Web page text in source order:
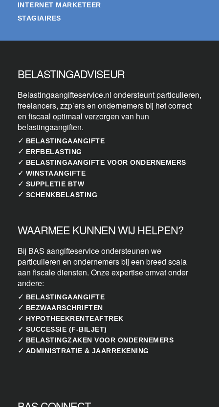
INTERNET MARKETEER
STAGIAIRES
BELASTINGADVISEUR
Belastingaangifteservice.nl ondersteunt particulieren,
freelancers, zzp’ers en ondernemers bij het correct
en fiscaal optimaal verzorgen van hun
belastingaangiften.
✓ BELASTINGAANGIFTE
✓ ERFBELASTING
✓ BELASTINGAANGIFTE VOOR ONDERNEMERS
✓ WINSTAANGIFTE
✓ SUPPLETIE BTW
✓ SCHENKBELASTING
WAARMEE KUNNEN WIJ HELPEN?
Bij BAS aangifteservice ondersteunen we
particulieren en ondernemers bij een breed scala
aan fiscale diensten. Onze expertise omvat onder
andere:
✓ BELASTINGAANGIFTE
✓ BEZWAARSCHRIFTEN
✓ HYPOTHEEKRENTEAFTREK
✓ SUCCESSIE (F-BILJET)
✓ BELASTINGZAKEN VOOR ONDERNEMERS
✓ ADMINISTRATIE & JAARREKENING